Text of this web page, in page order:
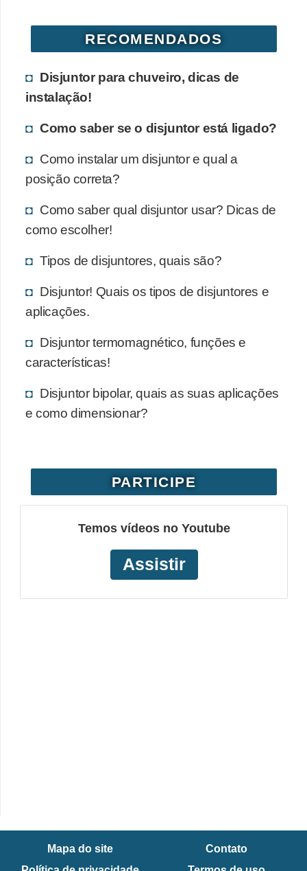
RECOMENDADOS
Disjuntor para chuveiro, dicas de
instalação!
Como saber se o disjuntor está ligado?
Como instalar um disjuntor e qual a
posição correta?
Como saber qual disjuntor usar? Dicas de
como escolher!
Tipos de disjuntores, quais são?
Disjuntor! Quais os tipos de disjuntores e
aplicações.
Disjuntor termomagnético, funções e
características!
Disjuntor bipolar, quais as suas aplicações
e como dimensionar?
PARTICIPE
Temos vídeos no Youtube
Assistir
Mapa do site
Contato